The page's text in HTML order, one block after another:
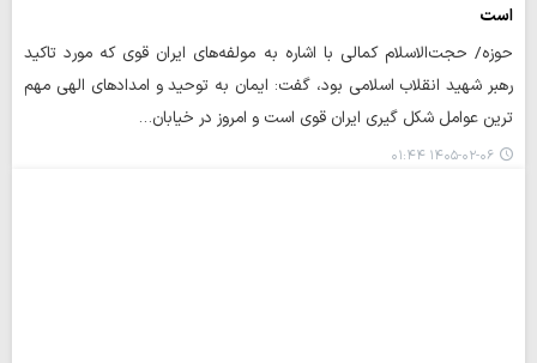
است
حوزه/ حجت‌الاسلام کمالی با اشاره به مولفه‌های ایران قوی که مورد تاکید
رهبر شهید انقلاب اسلامی بود، گفت: ایمان به توحید و امدادهای الهی مهم
ترین عوامل شکل گیری ایران قوی است و امروز در خیابان…
۱۴۰۵-۰۲-۰۶ ۰۱:۴۴